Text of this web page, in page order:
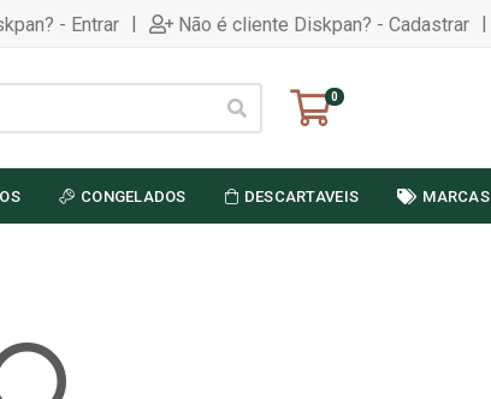
- Entrar | Não é cliente Diskpan? - Cadastrar |
0
CONGELADOS DESCARTAVEIS MARCAS